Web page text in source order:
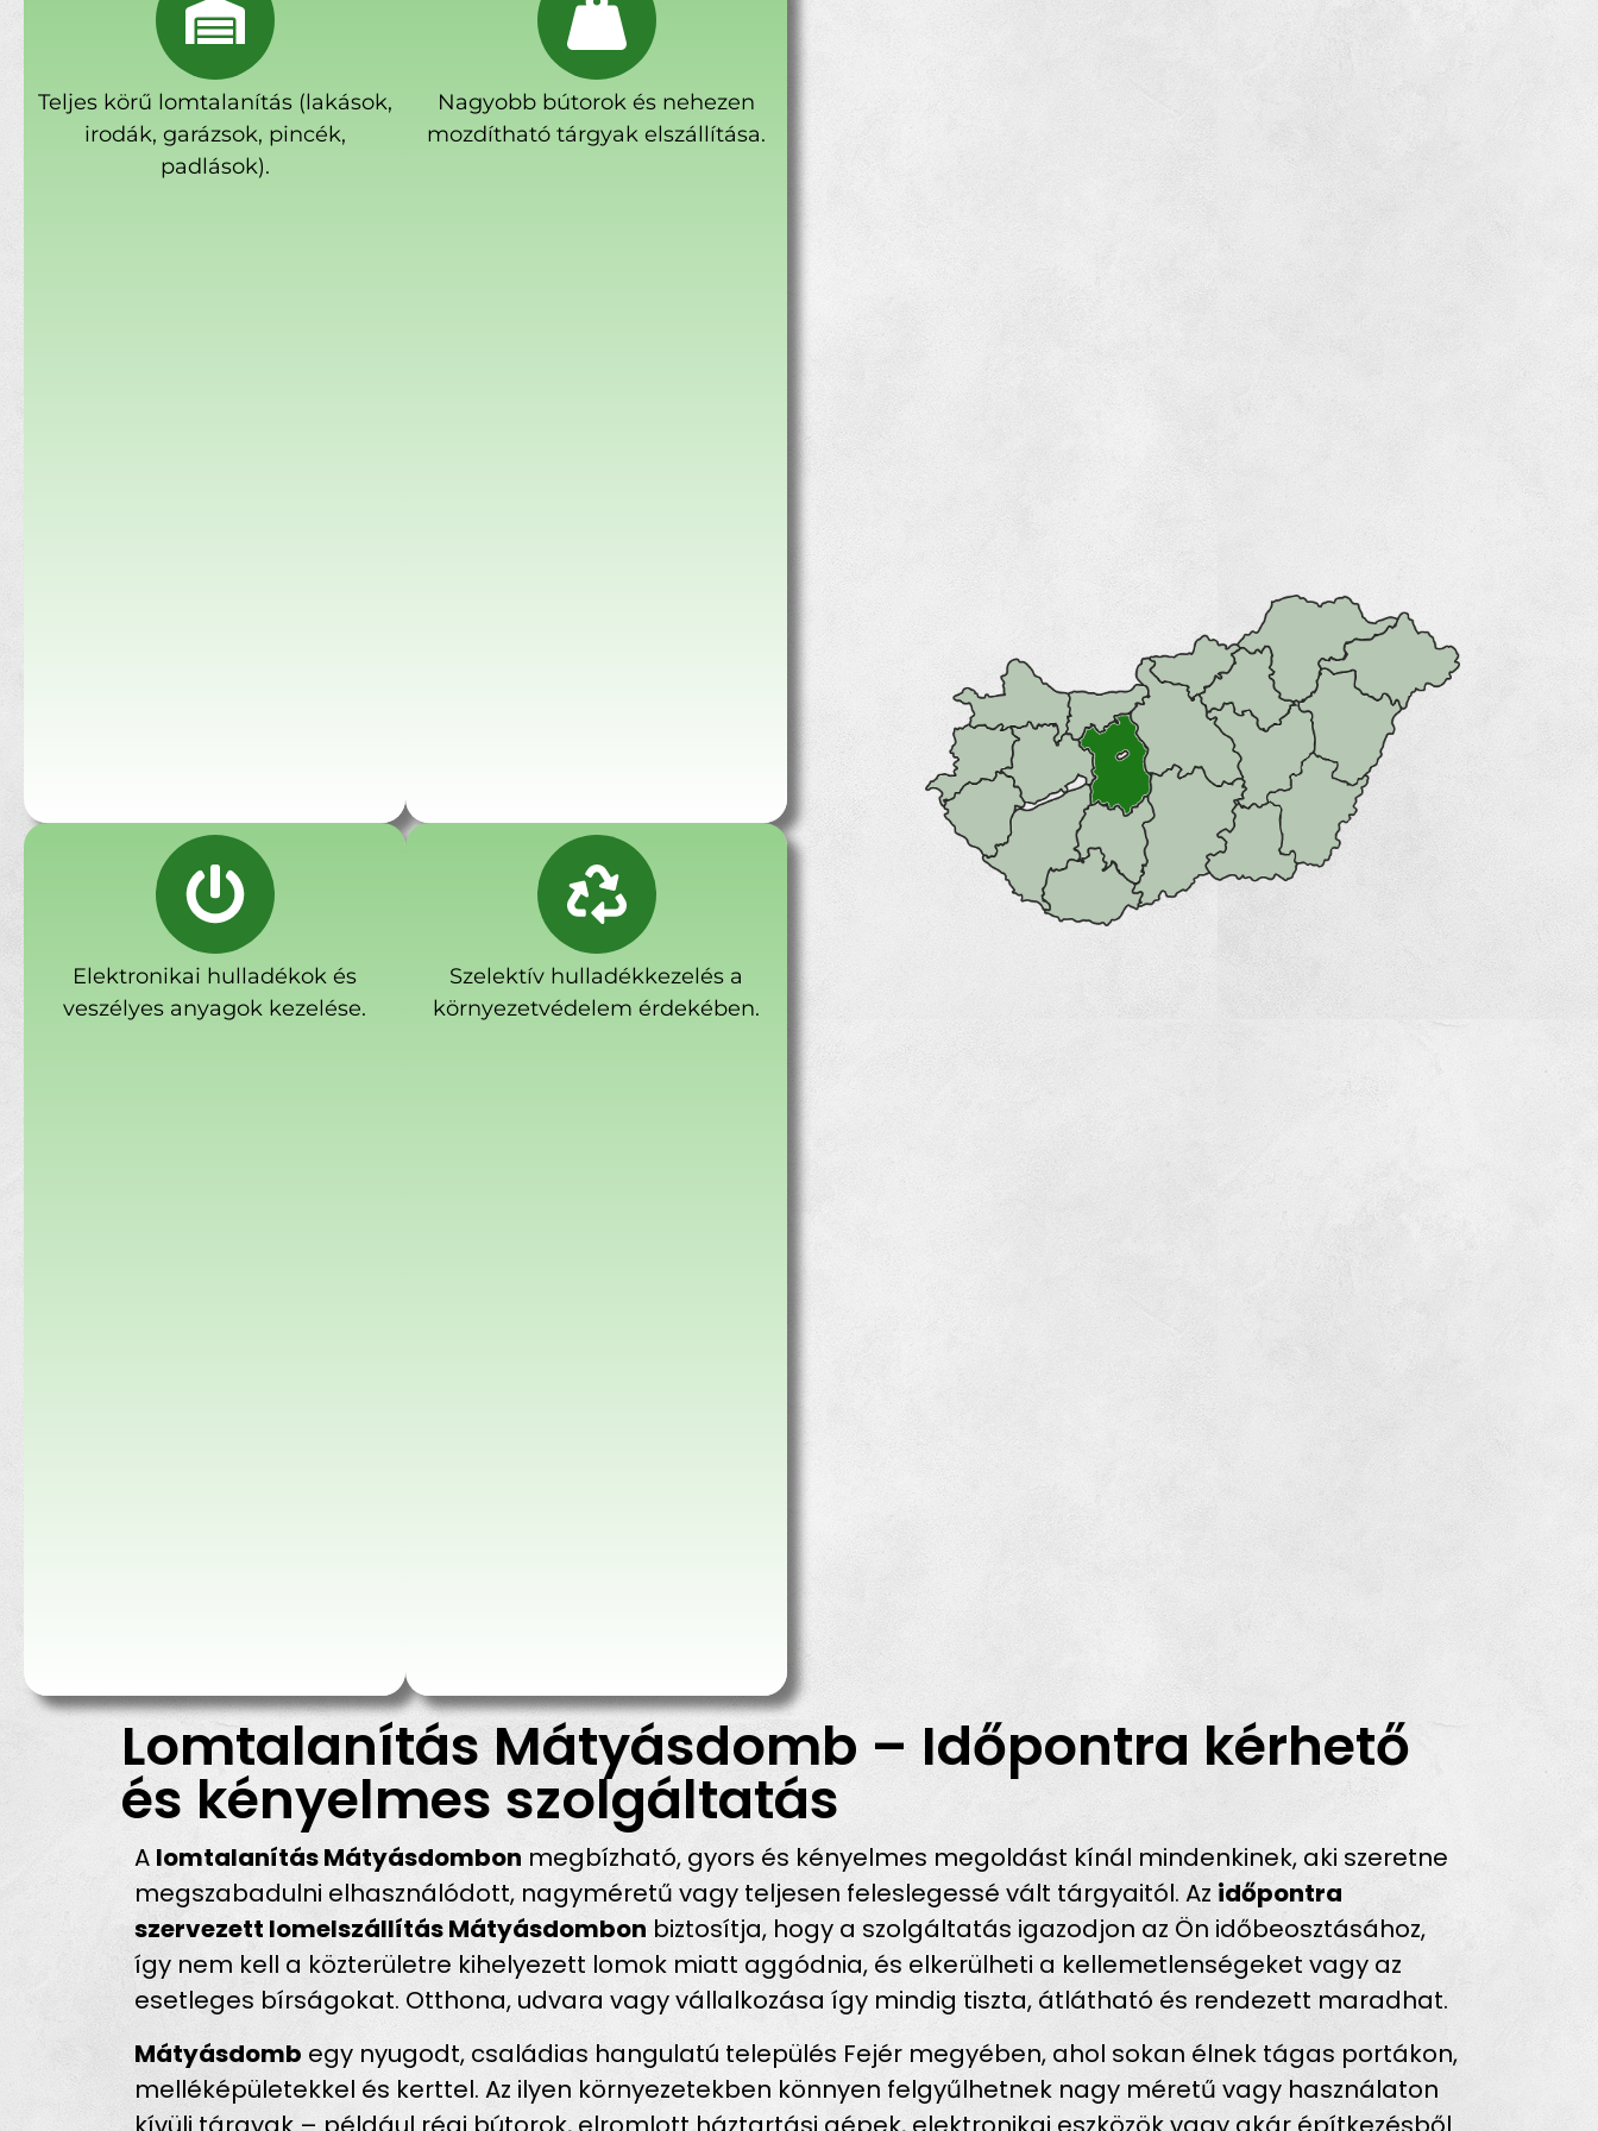
Teljes körű lomtalanítás (lakások,
irodák, garázsok, pincék,
padlások).
Nagyobb bútorok és nehezen
mozdítható tárgyak elszállítása.
Elektronikai hulladékok és
veszélyes anyagok kezelése.
Szelektív hulladékkezelés a
környezetvédelem érdekében.
Lomtalanítás Mátyásdomb – Időpontra kérhető
és kényelmes szolgáltatás
A lomtalanítás Mátyásdombon megbízható, gyors és kényelmes megoldást kínál mindenkinek, aki szeretne
megszabadulni elhasználódott, nagyméretű vagy teljesen feleslegessé vált tárgyaitól. Az időpontra
szervezett lomelszállítás Mátyásdombon biztosítja, hogy a szolgáltatás igazodjon az Ön időbeosztásához,
így nem kell a közterületre kihelyezett lomok miatt aggódnia, és elkerülheti a kellemetlenségeket vagy az
esetleges bírságokat. Otthona, udvara vagy vállalkozása így mindig tiszta, átlátható és rendezett maradhat.
Mátyásdomb egy nyugodt, családias hangulatú település Fejér megyében, ahol sokan élnek tágas portákon,
melléképületekkel és kerttel. Az ilyen környezetekben könnyen felgyűlhetnek nagy méretű vagy használaton